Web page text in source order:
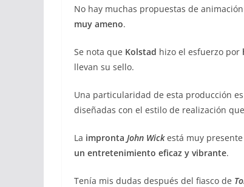
No hay muchas propuestas de
muy ameno.
Se nota que Kolstad hizo el esfuerzo por
llevan su sello.
Una particularidad de esta producción
diseñadas con el estilo de realización
La impronta John Wickestá muy
un entretenimiento eficaz y vibrante.
Tenía mis dudas después del fiasco de